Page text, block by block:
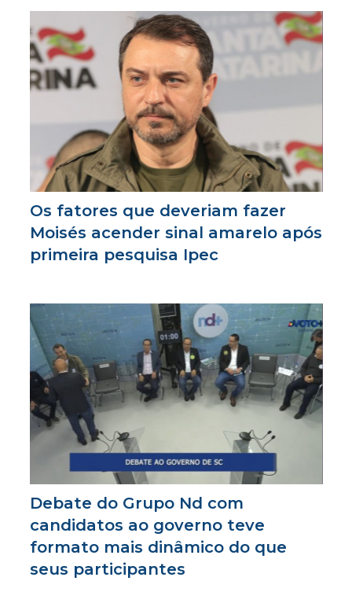
Os fatores que deveriam fazer
Moisés acender sinal amarelo após
primeira pesquisa Ipec
Debate do Grupo Nd com
candidatos ao governo teve
formato mais dinâmico do que
seus participantes